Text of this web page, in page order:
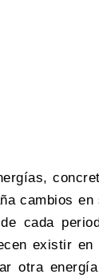
cambios
cada
existir
otra